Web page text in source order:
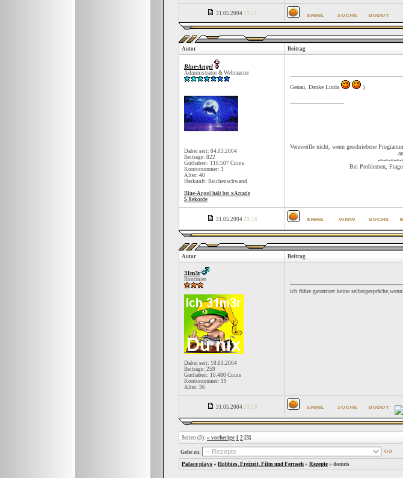
31.05.2004 19:11
Autor Beitrag
Blue-Angel
Administrator & Webmaster
Dabei seit: 04.03.2004
Beiträge: 822
Guthaben: 110.507 Coins
Kontonummer: 1
Alter: 40
Herkunft: Reichenschwand
Blue-Angel hält bei xArcade
5 Rekorde
Genau, Danke Linda
)
Verzweifle nicht, wenn geschriebene
-=-=-=-=-
Bei Problemen,
31.05.2004 20:16
Autor Beitrag
31m3r
Routinier
Dabei seit: 10.03.2004
Beiträge: 259
Guthaben: 10.480 Coins
Kontonummer: 19
Alter: 36
ich führe garantiert keine
31.05.2004 20:18
Seiten (3): « vorherige 1 2 [3]
Gehe zu:
Palace plays » Hobbies, Freizeit, Film und Fernseh » Rezepte » donuts